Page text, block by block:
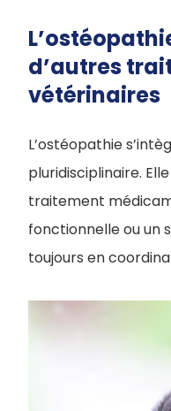
d’autres
vétérinaires
L’ostéopathie
pluridisciplinaire.
traitement
fonctionnelle ou un
toujours en